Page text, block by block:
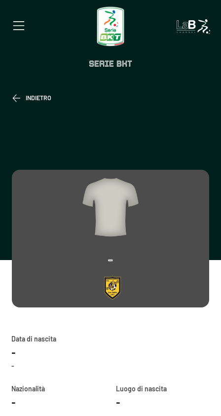
SERIE BKT
INDIETRO
-
Data di nascita
-
-
Nazionalità
-
Luogo di nascita
-